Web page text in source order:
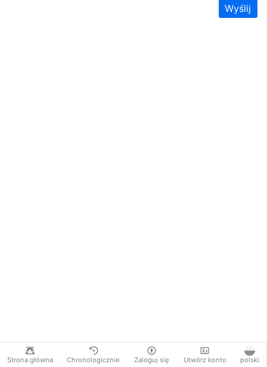
Strona główna Chronologicznie Zaloguj się Utwórz konto polski
Wyślij